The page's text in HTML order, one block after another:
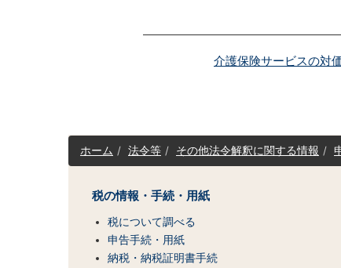
介護保険サービスの対
サ
イ
（コ
ホーム 法令等 その他法令解釈に関する情報
税の情報・手続・用紙
税について調べる
申告手続・用紙
納税・納税証明書手続